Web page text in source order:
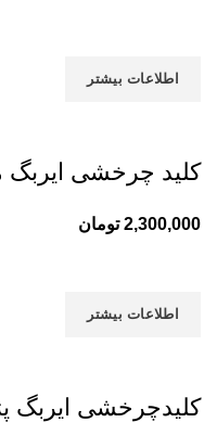
اطلاعات بیشتر
کلید چرخشی ایربگ
2,300,000 تومان
اطلاعات بیشتر
کلیدچرخشی ایربگ